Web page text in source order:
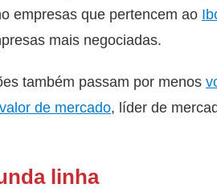
empresas que pertencem ao
mais negociadas.
também passam por menos
valor de mercado, líder de
linha